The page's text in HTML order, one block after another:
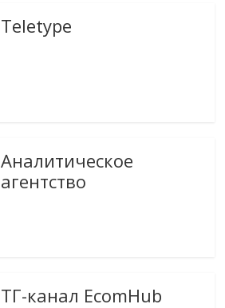
Teletype
Аналитическое
агентство
ТГ-канал EcomHub